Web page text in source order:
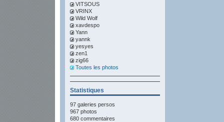
VITSOUS
VRINX
Wild Wolf
xavdespo
Yann
yannk
yesyes
zen1
zig66
Toutes les photos
Statistiques
97 galeries persos
967 photos
680 commentaires